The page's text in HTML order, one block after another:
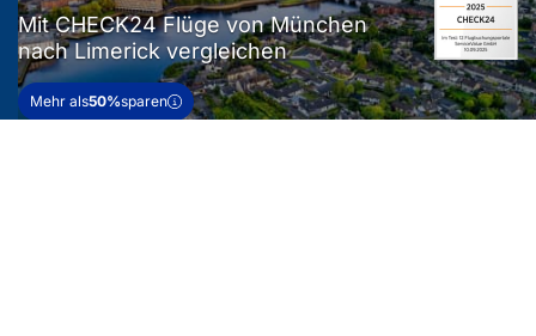
Mit CHECK24 Flüge von München
nach Limerick vergleichen
Mehr als50%sparen